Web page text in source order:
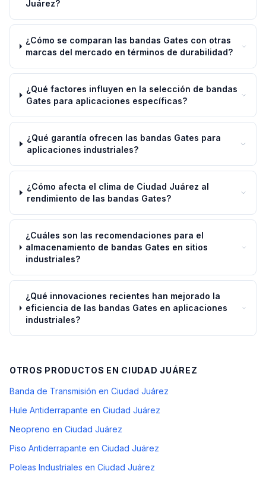
Juárez?
¿Cómo se comparan las bandas Gates con otras
marcas del mercado en términos de durabilidad?
¿Qué factores influyen en la selección de bandas
Gates para aplicaciones específicas?
¿Qué garantía ofrecen las bandas Gates para
aplicaciones industriales?
¿Cómo afecta el clima de Ciudad Juárez al
rendimiento de las bandas Gates?
¿Cuáles son las recomendaciones para el
almacenamiento de bandas Gates en sitios
industriales?
¿Qué innovaciones recientes han mejorado la
eficiencia de las bandas Gates en aplicaciones
industriales?
OTROS PRODUCTOS EN CIUDAD JUÁREZ
Banda de Transmisión en Ciudad Juárez
Hule Antiderrapante en Ciudad Juárez
Neopreno en Ciudad Juárez
Piso Antiderrapante en Ciudad Juárez
Poleas Industriales en Ciudad Juárez